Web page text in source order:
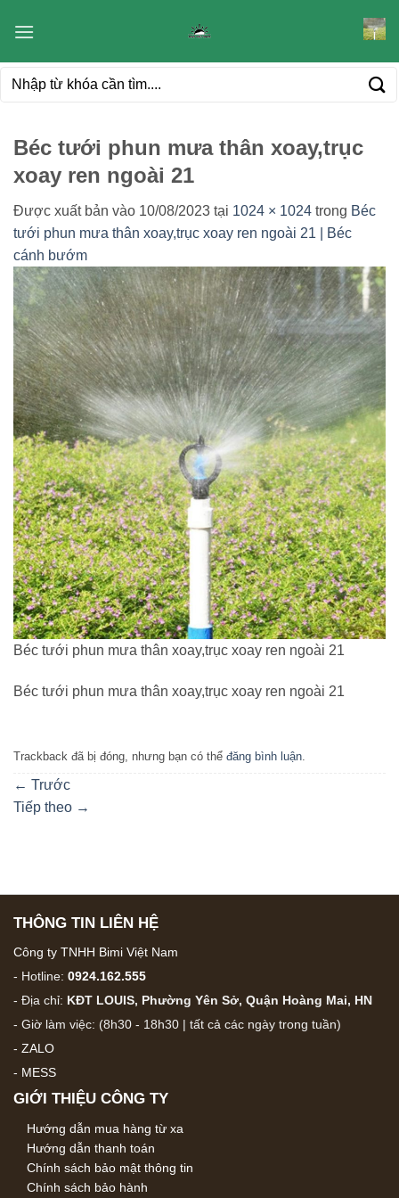
qua
dung
Tìm
Béc tưới phun mưa thân xoay,trục
xoay ren ngoài 21
Được xuất bản vào 10/08/2023 tại 1024 × 1024 trong Béc
tưới phun mưa thân xoay,trục xoay ren ngoài 21 | Béc
cánh bướm
Béc tưới phun mưa thân xoay,trục xoay ren ngoài 21
Béc tưới phun mưa thân xoay,trục xoay ren ngoài 21
Trackback đã bị đóng, nhưng bạn có thể đăng bình luận.
← Trước
Tiếp theo →
THÔNG TIN LIÊN HỆ
Công ty TNHH Bimi Việt Nam
- Hotline: 0924.162.555
- Địa chỉ: KĐT LOUIS, Phường Yên Sở, Quận Hoàng Mai, HN
- Giờ làm việc: (8h30 - 18h30 | tất cả các ngày trong tuần)
- ZALO
- MESS
GIỚI THIỆU CÔNG TY
Hướng dẫn mua hàng từ xa
Hướng dẫn thanh toán
Chính sách bảo mật thông tin
Chính sách bảo hành